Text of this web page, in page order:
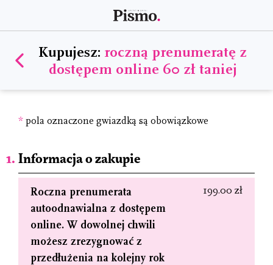
Kupujesz: roczną prenumeratę z
dostępem online 60 zł taniej
* pola oznaczone gwiazdką są obowiązkowe
Informacja o zakupie
Roczna prenumerata
autoodnawialna z dostępem
online. W dowolnej chwili
możesz zrezygnować z
przedłużenia na kolejny rok
199.00 zł